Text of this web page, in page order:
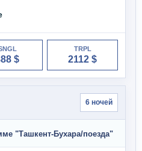
$
TRPL
2112 $
6 ночей
"Ташкент-Бухара/поезда"